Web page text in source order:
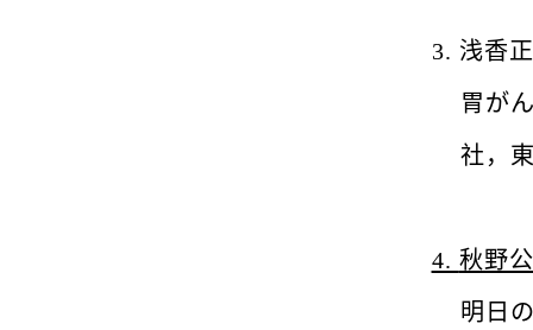
3. 浅香
胃が
社，
4. 秋野
明日